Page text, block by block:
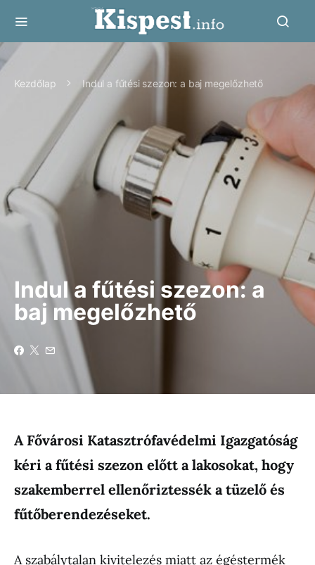
Kezdőlap Indul a fűtési szezon: a baj megelőzhető
Indul a fűtési szezon: a
baj megelőzhető
A Fővárosi Katasztrófavédelmi Igazgatóság
kéri a fűtési szezon előtt a lakosokat, hogy
szakemberrel ellenőriztessék a tüzelő és
fűtőberendezéseket.
A szabálytalan kivitelezés miatt az égéstermék